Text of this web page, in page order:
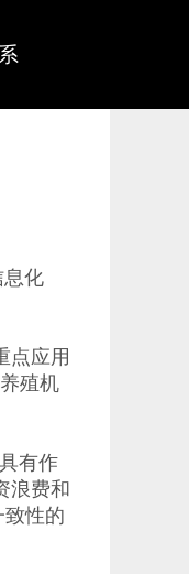
息化
点应用
殖机
有作
浪费和
致性的